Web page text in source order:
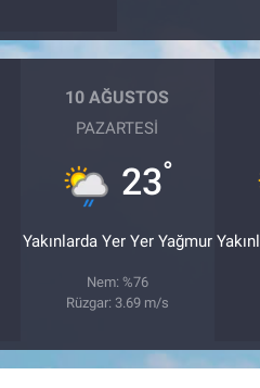
10 AĞUSTOS
PAZARTESI
23°
Yakınlarda Yer Yer Yağmur
Nem: %76
Rüzgar: 3.69 m/s